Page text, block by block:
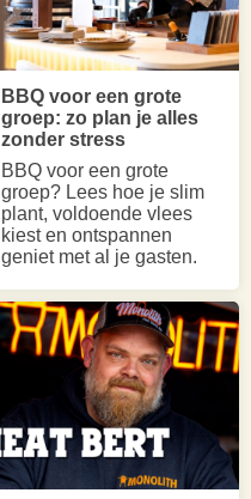
BBQ voor een grote
groep: zo plan je alles
zonder stress
BBQ voor een grote
groep? Lees hoe je slim
plant, voldoende vlees
kiest en ontspannen
geniet met al je gasten.